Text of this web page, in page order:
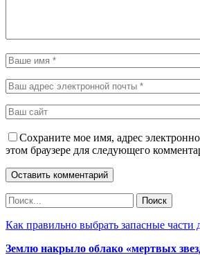
Сохраните мое имя, адрес
этом браузере для следующего
Как правильно выбрать запасные части
Землю накрыло облако «мертвых